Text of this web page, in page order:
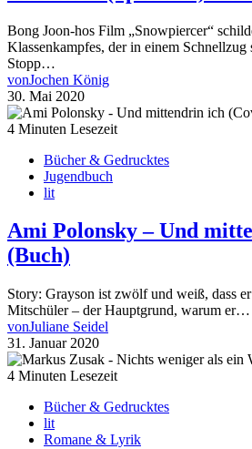
Bong Joon-hos Film „Snowpiercer“
Klassenkampfes, der in einem Schnellzug
Stopp…
vonJochen König
30. Mai 2020
4 Minuten Lesezeit
Bücher & Gedrucktes
Jugendbuch
lit
Ami Polonsky – Und
(Buch)
Story: Grayson ist zwölf und weiß, dass er
Mitschüler – der Hauptgrund, warum er…
vonJuliane Seidel
31. Januar 2020
4 Minuten Lesezeit
Bücher & Gedrucktes
lit
Romane & Lyrik